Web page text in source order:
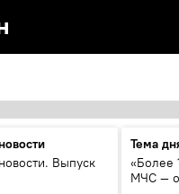
Выпуск
Тема
«Более
МЧС — о